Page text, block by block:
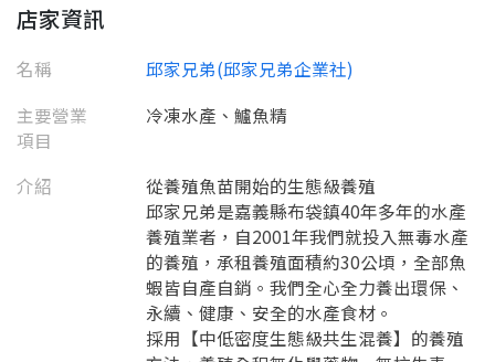
店家資訊
名稱
邱家兄弟(邱家兄弟企業社)
主要營業
項目
冷凍水產、鱸魚精
介紹
從養殖魚苗開始的生態級養殖
邱家兄弟是嘉義縣布袋鎮40年多年的水產
養殖業者，自2001年我們就投入無毒水產
的養殖，承租養殖面積約30公頃，全部魚
蝦皆自產自銷。我們全心全力養出環保、
永續、健康、安全的水產食材。
採用【中低密度生態級共生混養】的養殖
要註冊嗎？
您要繼續嗎？
返回 繼續註冊
請加入LINE好友
請掃描或點擊 QR code
點擊加入 LINE 好友
返回 繼續註冊
註冊完成了！
開始填寫申請資料吧~
填寫申請資料
返回首頁
訊息
確認
您的申請資料正在等候審查中，
要申請新產品嗎？
查看申請進度 申請新產品
返回首頁
想知道怎麼做更容易通過審核嗎？
看看申請教學吧！
如果你已經準備好了，
點擊「直接申請」按鈕開始填寫申請表。
直接申請 看密笈